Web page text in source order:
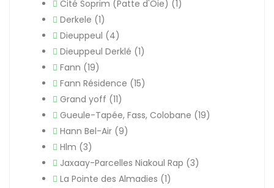
Cité Soprim (Patte d'Oie) (1)
Derkele (1)
Dieuppeul (4)
Dieuppeul Derklé (1)
Fann (19)
Fann Résidence (15)
Grand yoff (11)
Gueule-Tapée, Fass, Colobane (19)
Hann Bel-Air (9)
Hlm (3)
Jaxaay-Parcelles Niakoul Rap (3)
La Pointe des Almadies (1)